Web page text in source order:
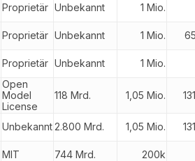
Proprietär Unbekannt
1 Mio.
Proprietär Unbekannt 1 Mio.
Proprietär Unbekannt 1 Mio.
Open
Model
License
118 Mrd. 1,05 Mio.
Unbekannt 2.800 Mrd. 1,05 Mio.
MIT 744 Mrd. 200k